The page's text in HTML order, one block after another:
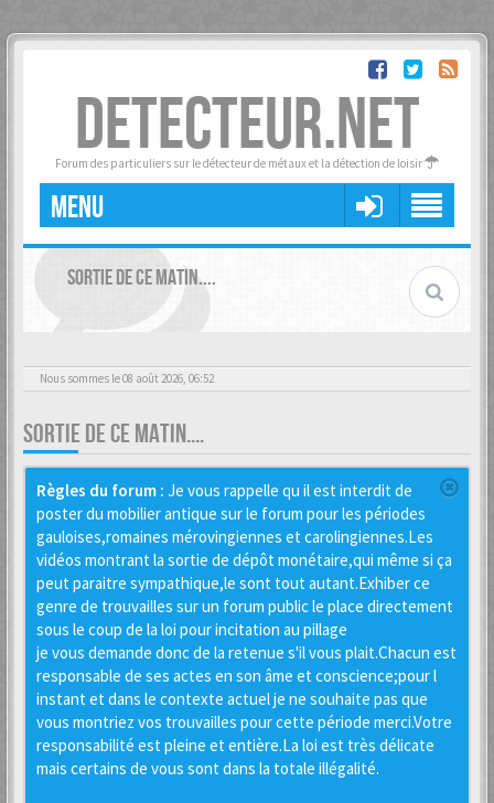
DETECTEUR.NET
Forum des particuliers sur le détecteur de métaux et la détection de loisir
MENU
SORTIE DE CE MATIN....
Nous sommes le 08 août 2026, 06:52
SORTIE DE CE MATIN....
Règles du forum : Je vous rappelle qu il est interdit de
poster du mobilier antique sur le forum pour les périodes
gauloises,romaines mérovingiennes et carolingiennes.Les
vidéos montrant la sortie de dépôt monétaire,qui même si ça
peut paraitre sympathique,le sont tout autant.Exhiber ce
genre de trouvailles sur un forum public le place directement
sous le coup de la loi pour incitation au pillage
je vous demande donc de la retenue s'il vous plait.Chacun est
responsable de ses actes en son âme et conscience;pour l
instant et dans le contexte actuel je ne souhaite pas que
vous montriez vos trouvailles pour cette période merci.Votre
responsabilité est pleine et entière.La loi est très délicate
mais certains de vous sont dans la totale illégalité.